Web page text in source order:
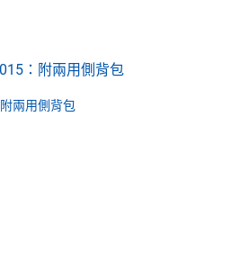
兩用側背包